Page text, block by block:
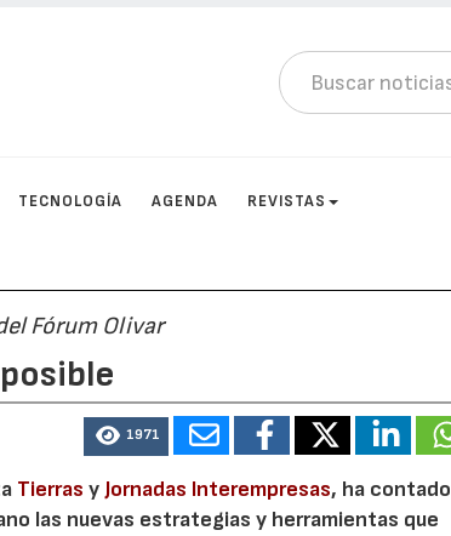
TECNOLOGÍA AGENDA REVISTAS
Fórum Olivar
1971
Tierras yJornadas Interempresas, ha contado
las nuevas estrategias y herramientas que